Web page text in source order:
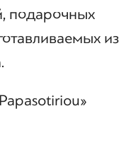
подарочных
из